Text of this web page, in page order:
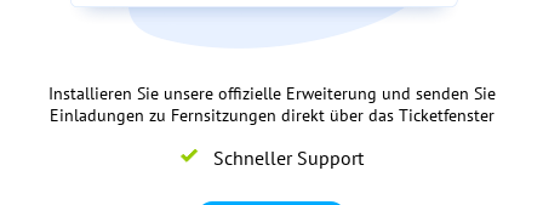
Installieren Sie unsere offizielle Erweiterung und senden Sie
Einladungen zu Fernsitzungen direkt über das Ticketfenster
Schneller Support